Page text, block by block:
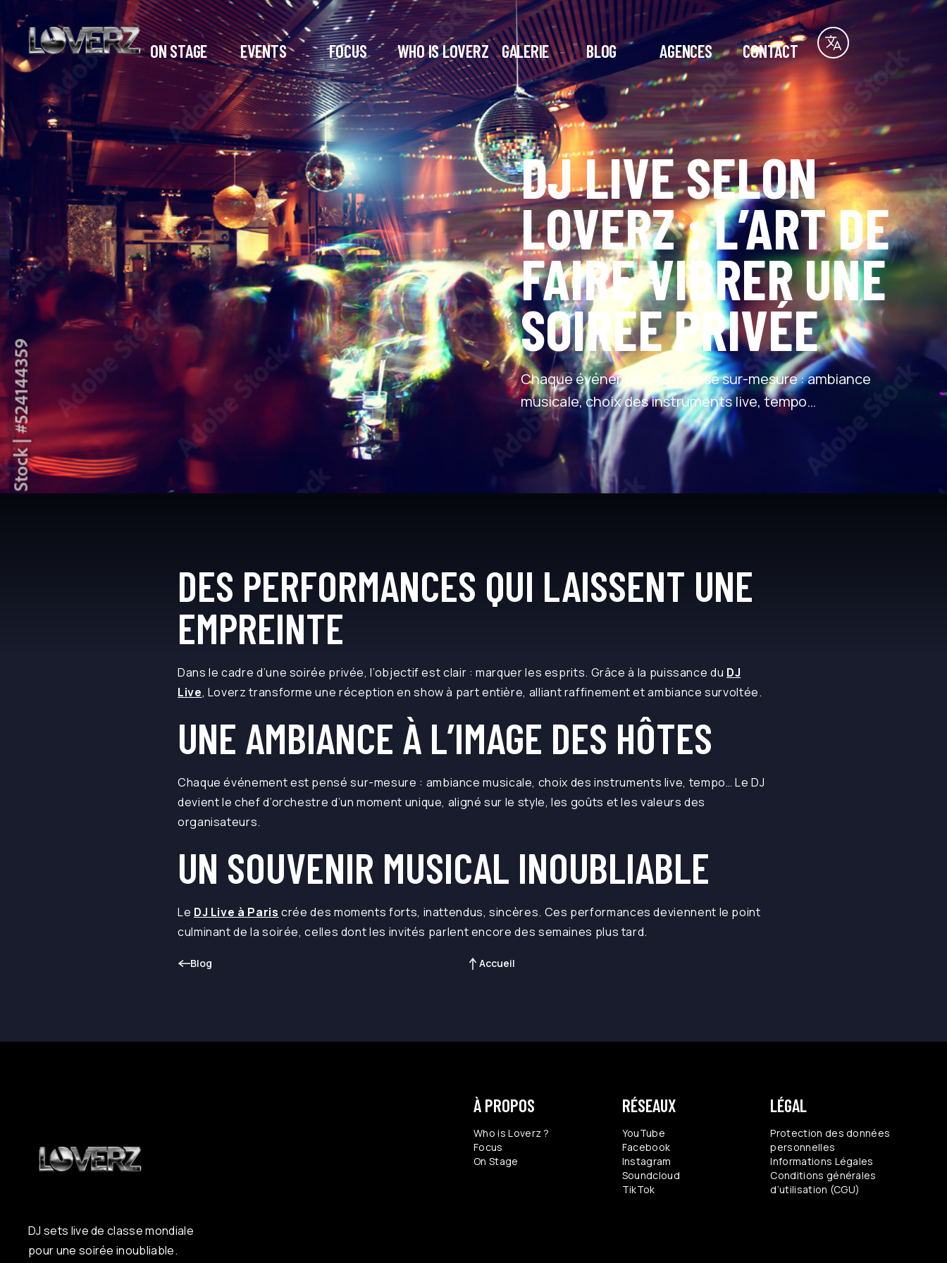
ON STAGE EVENTS FOCUS WHO IS LOVERZGALERIE BLOG AGENCES CONTACT
DJ LIVE SELON
LOVERZ : L’ART DE
FAIRE VIBRER UNE
SOIRÉE PRIVÉE
Chaque événement est pensé sur-mesure : ambiance
musicale, choix des instruments live, tempo…
DES PERFORMANCES QUI LAISSENT UNE
EMPREINTE
Dans le cadre d’une soirée privée, l’objectif est clair : marquer les esprits. Grâce à la puissance du DJ
Live, Loverz transforme une réception en show à part entière, alliant raffinement et ambiance survoltée.
UNE AMBIANCE À L’IMAGE DES HÔTES
Chaque événement est pensé sur-mesure : ambiance musicale, choix des instruments live, tempo… Le DJ
devient le chef d’orchestre d’un moment unique, aligné sur le style, les goûts et les valeurs des
organisateurs.
UN SOUVENIR MUSICAL INOUBLIABLE
Le DJ Live à Paris crée des moments forts, inattendus, sincères. Ces performances deviennent le point
culminant de la soirée, celles dont les invités parlent encore des semaines plus tard.
Blog Accueil
DJ sets live de classe mondiale
pour une soirée inoubliable.
À PROPOS
Who is Loverz ?
Focus
On Stage
RÉSEAUX
YouTube
Facebook
Instagram
Soundcloud
TikTok
LÉGAL
Protection des données
personnelles
Informations Légales
Conditions générales
d’utilisation (CGU)